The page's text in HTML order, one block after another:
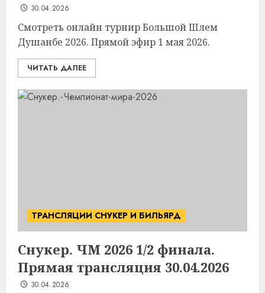
30.04.2026
Смотреть онлайн турнир Большой Шлем
Душанбе 2026. Прямой эфир 1 мая 2026.
ЧИТАТЬ ДАЛЕЕ
ТРАНСЛЯЦИИ СНУКЕР И БИЛЬЯРД
Снукер. ЧМ 2026 1/2 финала.
Прямая трансляция 30.04.2026
30.04.2026